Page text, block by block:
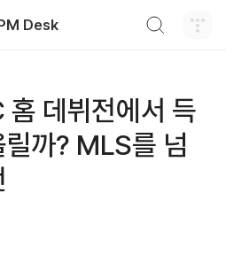
Desk
데뷔전에서 득
까? MLS를 넘